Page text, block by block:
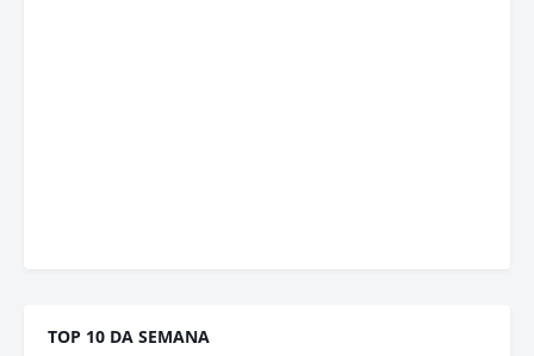
TOP 10 DA SEMANA